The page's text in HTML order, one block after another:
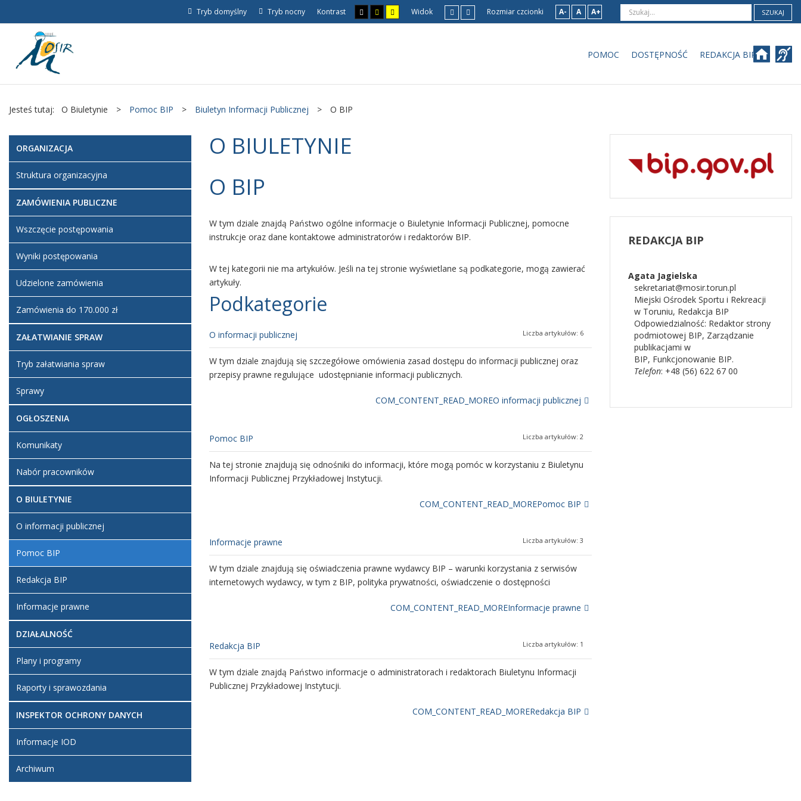
Tryb domyślny Tryb nocny Kontrast Widok Rozmiar czcionki A- A A+ SZUKAJ
POMOC DOSTĘPNOŚĆ REDAKCJA BIP
Jesteś tutaj: O Biuletynie > Pomoc BIP > Biuletyn Informacji Publicznej > O BIP
O BIULETYNIE
O BIP
W tym dziale znajdą Państwo ogólne informacje o Biuletynie Informacji Publicznej, pomocne
instrukcje oraz dane kontaktowe administratorów i redaktorów BIP.
W tej kategorii nie ma artykułów. Jeśli na tej stronie wyświetlane są podkategorie, mogą zawierać
artykuły.
Podkategorie
O informacji publicznej Liczba artykułów: 6
W tym dziale znajdują się szczegółowe omówienia zasad dostępu do informacji publicznej oraz
przepisy prawne regulujące udostępnianie informacji publicznych.
COM_CONTENT_READ_MOREO informacji publicznej
Pomoc BIP Liczba artykułów: 2
Na tej stronie znajdują się odnośniki do informacji, które mogą pomóc w korzystaniu z Biuletynu
Informacji Publicznej Przykładowej Instytucji.
COM_CONTENT_READ_MOREPomoc BIP
Informacje prawne Liczba artykułów: 3
W tym dziale znajdują się oświadczenia prawne wydawcy BIP – warunki korzystania z serwisów
internetowych wydawcy, w tym z BIP, polityka prywatności, oświadczenie o dostępności
COM_CONTENT_READ_MOREInformacje prawne
Redakcja BIP Liczba artykułów: 1
W tym dziale znajdą Państwo informacje o administratorach i redaktorach Biuletynu Informacji
Publicznej Przykładowej Instytucji.
COM_CONTENT_READ_MORERedakcja BIP
ORGANIZACJA
Struktura organizacyjna
ZAMÓWIENIA PUBLICZNE
Wszczęcie postępowania
Wyniki postępowania
Udzielone zamówienia
Zamówienia do 170.000 zł
ZAŁATWIANIE SPRAW
Tryb załatwiania spraw
Sprawy
OGŁOSZENIA
Komunikaty
Nabór pracowników
O BIULETYNIE
O informacji publicznej
Pomoc BIP
Redakcja BIP
Informacje prawne
DZIAŁALNOŚĆ
Plany i programy
Raporty i sprawozdania
INSPEKTOR OCHRONY DANYCH
Informacje IOD
Archiwum
REDAKCJABIP
Agata Jagielska
sekretariat@mosir.torun.pl
Miejski Ośrodek Sportu i Rekreacji
w Toruniu, Redakcja BIP
Odpowiedzialność: Redaktor strony
podmiotowej BIP, Zarządzanie
publikacjami w
BIP, Funkcjonowanie BIP.
Telefon: +48 (56) 622 67 00